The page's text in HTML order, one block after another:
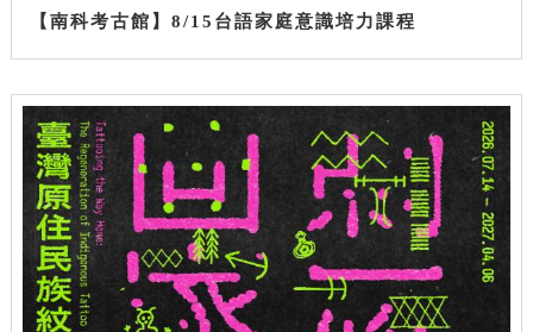
【南科考古館】8/15台語家庭意識培力課程